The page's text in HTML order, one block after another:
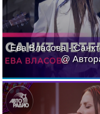
Ева Власова -
@